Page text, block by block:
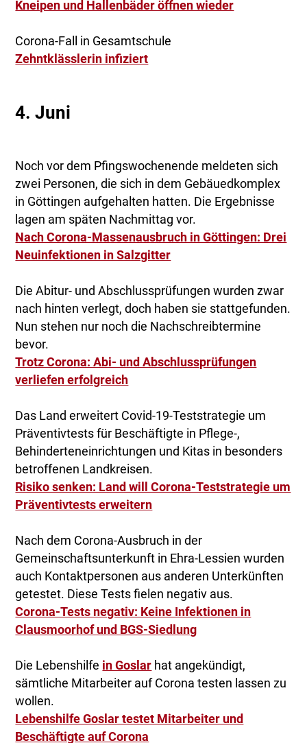
Kneipen und Hallenbäder öffnen wieder
Corona-Fall in Gesamtschule
Zehntklässlerin infiziert
4. Juni
Noch vor dem Pfingswochenende meldeten sich
zwei Personen, die sich in dem Gebäuedkomplex
in Göttingen aufgehalten hatten. Die Ergebnisse
lagen am späten Nachmittag vor.
Nach Corona-Massenausbruch in Göttingen: Drei
Neuinfektionen in Salzgitter
Die Abitur- und Abschlussprüfungen wurden zwar
nach hinten verlegt, doch haben sie stattgefunden.
Nun stehen nur noch die Nachschreibtermine
bevor.
Trotz Corona: Abi- und Abschlussprüfungen
verliefen erfolgreich
Das Land erweitert Covid-19-Teststrategie um
Präventivtests für Beschäftigte in Pflege-,
Behinderteneinrichtungen und Kitas in besonders
betroffenen Landkreisen.
Risiko senken: Land will Corona-Teststrategie um
Präventivtests erweitern
Nach dem Corona-Ausbruch in der
Gemeinschaftsunterkunft in Ehra-Lessien wurden
auch Kontaktpersonen aus anderen Unterkünften
getestet. Diese Tests fielen negativ aus.
Corona-Tests negativ: Keine Infektionen in
Clausmoorhof und BGS-Siedlung
Die Lebenshilfe in Goslar hat angekündigt,
sämtliche Mitarbeiter auf Corona testen lassen zu
wollen.
Lebenshilfe Goslar testet Mitarbeiter und
Beschäftigte auf Corona